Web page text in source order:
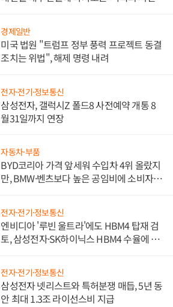
경제일반
미국 법원 "트럼프 정부 풍력 프로젝트 동결
조치는 위법", 해제 명령 내려
전자·전기·정보통신
삼성전자, 갤럭시Z 폴드8 사전예약 개통 8
월31일까지 연장
자동차·부품
BYD코리아 가격 앞세워 수입차 4위 올랐지
만, BMW·벤츠보다 높은 공임비에 소비자
전자·전기·정보통신
엔비디아 '루빈 울트라'에도 HBM4 탑재 검
토, 삼성전자·SK하이닉스 HBM4 수율에 주
전자·전기·정보통신
삼성전자 넷리스트와 특허분쟁 매듭, 5년 동
안 최대 1.3조 라이선스비 지급